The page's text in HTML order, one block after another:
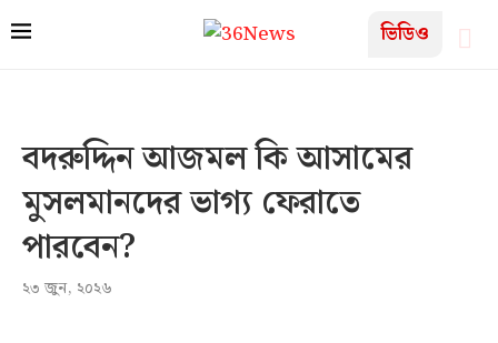
ভিডিও
বদরুদ্দিন আজমল কি আসামের
মুসলমানদের ভাগ্য ফেরাতে
পারবেন?
২৩ জুন, ২০২৬